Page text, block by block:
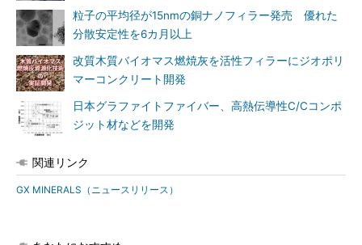
粒子の平均径が15nmの銅ナノフィラー発売 優れた
分散安定性を6カ月以上
改質木質バイオマス燃焼灰を活性フィラーにジオポリ
マーコンクリート開発
日本グラファイトファイバー、高熱伝導性C/Cコンポ
ジット材などを開発
関連リンク
GX MINERALS（ニュースリリース）